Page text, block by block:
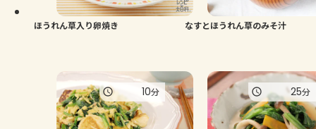
ほうれん草入り卵焼き なすとほうれん草のみそ汁
10分 25分